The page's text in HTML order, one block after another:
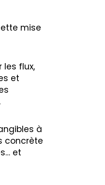
mise
flux,
et
à
concrète
et